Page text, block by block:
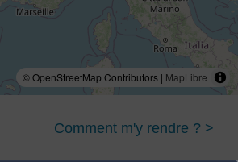
© OpenStreetMap Contributors | MapLibre
Comment m'y rendre ? >